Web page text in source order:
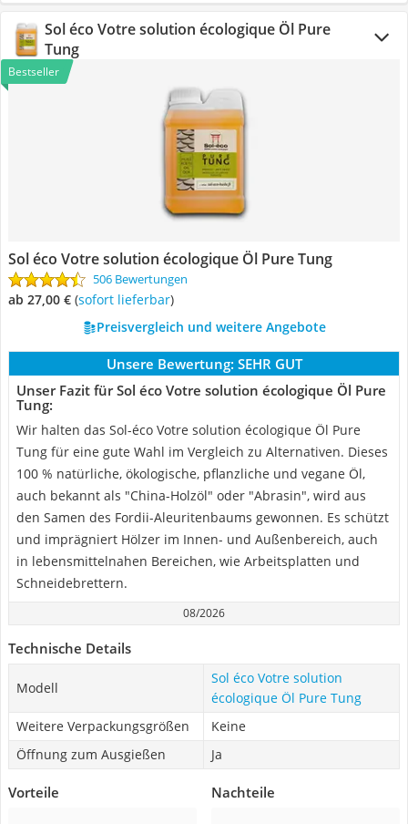
Sol éco Votre solution écologique Öl Pure
Tung
Bestseller
Sol éco Votre solution écologique Öl Pure Tung
506 Bewertungen
ab 27,00 € ( Sofort lieferbar)
Preisvergleich und weitere Angebote
Unsere Bewertung: SEHR GUT
Unser Fazit für Sol éco Votre solution écologique Öl Pure
Tung:
Wir halten das Sol-éco Votre solution écologique Öl Pure
Tung für eine gute Wahl im Vergleich zu Alternativen. Dieses
100 % natürliche, ökologische, pflanzliche und vegane Öl,
auch bekannt als "China-Holzöl" oder "Abrasin", wird aus
den Samen des Fordii-Aleuritenbaums gewonnen. Es schützt
und imprägniert Hölzer im Innen- und Außenbereich, auch
in lebensmittelnahen Bereichen, wie Arbeitsplatten und
Schneidebrettern.
08/2026
Technische Details
Modell
Sol éco Votre solution
écologique Öl Pure Tung
Weitere Verpackungsgrößen
Keine
Öffnung zum Ausgießen
Ja
Vorteile Nachteile